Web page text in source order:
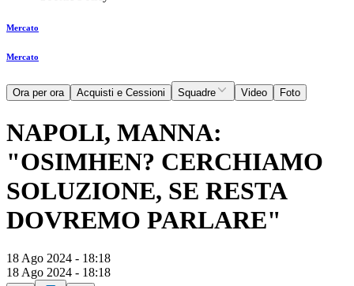
Mercato
Mercato
Ora per ora Acquisti e Cessioni Squadre Video Foto
NAPOLI, MANNA:
"OSIMHEN? CERCHIAMO
SOLUZIONE, SE RESTA
DOVREMO PARLARE"
18 Ago 2024 - 18:18
18 Ago 2024 - 18:18